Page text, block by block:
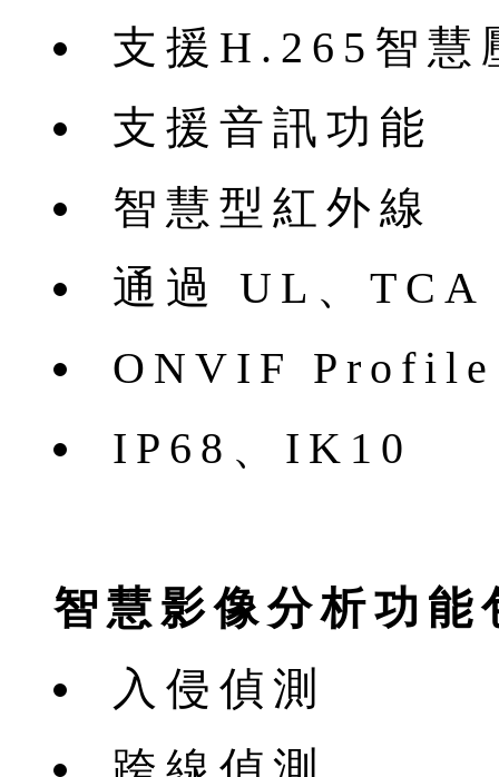
支援H.265智慧
支援音訊功能
智慧型紅外線
通過 UL、TCA
ONVIF Profile
IP68、IK10
智慧影像分析功能
入侵偵測